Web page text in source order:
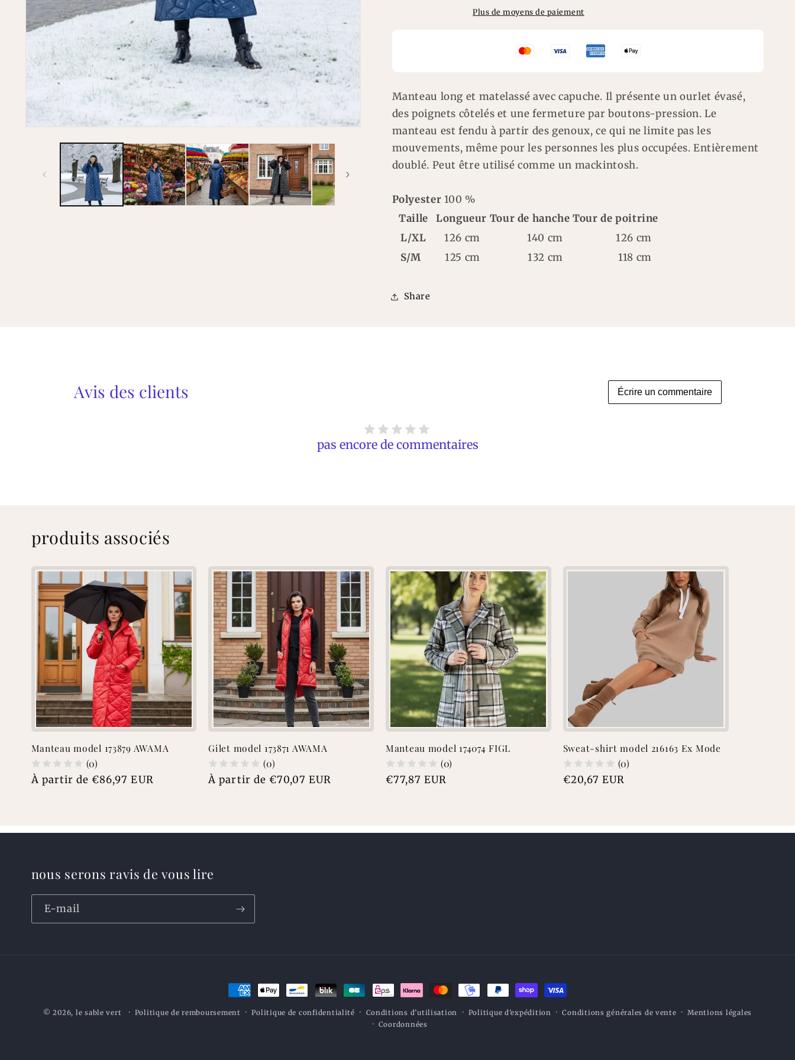
Plus de moyens de paiement
Manteau long et matelassé avec capuche. Il présente un ourlet évasé,
des poignets côtelés et une fermeture par boutons-pression. Le
manteau est fendu à partir des genoux, ce qui ne limite pas les
mouvements, même pour les personnes les plus occupées. Entièrement
doublé. Peut être utilisé comme un mackintosh.
Polyester 100 %
Taille
Longueur Tour de hanche Tour de poitrine
L/XL
126 cm 140 cm
126 cm
S/M
125 cm 132 cm 118 cm
Share
Avis des clients Écrire un commentaire
pas encore de commentaires
produits associés
Manteau model 173879 AWAMA
(0)
Prix
À partir de €86,97 EUR
Gilet model 173871 AWAMA
(0)
Prix
À partir de €70,07 EUR
Manteau model 174074 FIGL
(0)
Prix
€77,87 EUR
Sweat-shirt model 216163 Ex Mode
(0)
Prix
€20,67 EUR
nous serons ravis de vous lire
E-mail
Moyens
de
© 2026, le sable vert Politique de remboursement Politique de confidentialité Conditions d’utilisation Politique d’expédition Conditions générales de vente
Mentions légales
Coordonnées